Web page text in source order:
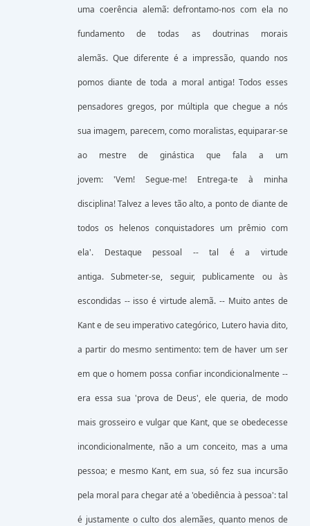
uma coerência alemã: defrontamo-nos com ela no
fundamento de todas as doutrinas morais
alemãs. Que diferente é a impressão, quando nos
pomos diante de toda a moral antiga! Todos esses
pensadores gregos, por múltipla que chegue a nós
sua imagem, parecem, como moralistas, equiparar-se
ao mestre de ginástica que fala a um
jovem: 'Vem! Segue-me! Entrega-te à minha
disciplina! Talvez a leves tão alto, a ponto de diante de
todos os helenos conquistadores um prêmio com
ela'. Destaque pessoal -- tal é a virtude
antiga. Submeter-se, seguir, publicamente ou às
escondidas -- isso é virtude alemã. -- Muito antes de
Kant e de seu imperativo categórico, Lutero havia dito,
a partir do mesmo sentimento: tem de haver um ser
em que o homem possa confiar incondicionalmente --
era essa sua 'prova de Deus', ele queria, de modo
mais grosseiro e vulgar que Kant, que se obedecesse
incondicionalmente, não a um conceito, mas a uma
pessoa; e mesmo Kant, em sua, só fez sua incursão
pela moral para chegar até a 'obediência à pessoa': tal
é justamente o culto dos alemães, quanto menos de